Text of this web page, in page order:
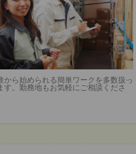
から始められる簡単ワークを多数扱っ
す。勤務地もお気軽にご相談くださ